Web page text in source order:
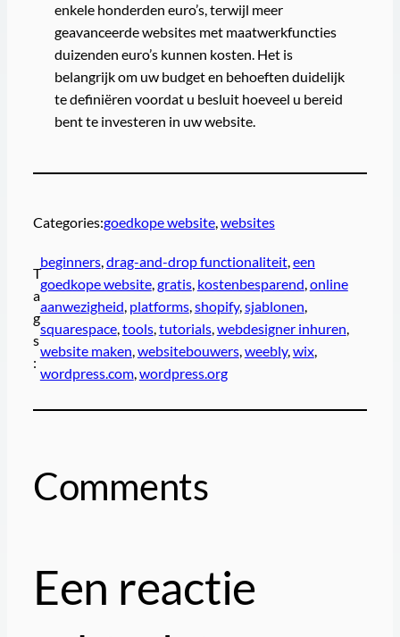
enkele honderden euro’s, terwijl meer
geavanceerde websites met maatwerkfuncties
duizenden euro’s kunnen kosten. Het is
belangrijk om uw budget en behoeften duidelijk
te definiëren voordat u besluit hoeveel u bereid
bent te investeren in uw website.
Categories:goedkope website, websites
T
a
g
s
:
beginners, drag-and-drop functionaliteit, een
goedkope website, gratis, kostenbesparend, online
aanwezigheid, platforms, shopify, sjablonen,
squarespace, tools, tutorials, webdesigner inhuren,
website maken, websitebouwers, weebly, wix,
wordpress.com, wordpress.org
Comments
Een reactie